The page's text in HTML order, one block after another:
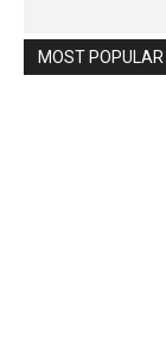
MOST POPULAR